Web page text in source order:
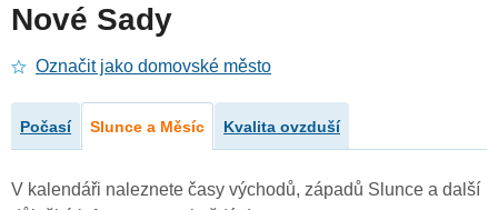
Nové Sady
Označit jako domovské město
Počasí Slunce a Měsíc Kvalita ovzduší
V kalendáři naleznete časy východů, západů Slunce a další